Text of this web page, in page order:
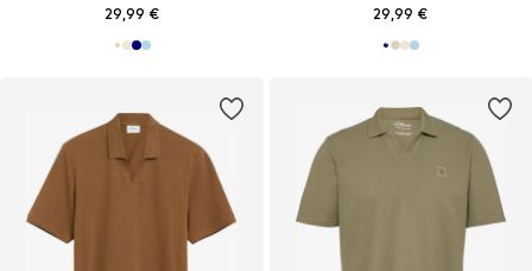
29,99 € 29,99 €